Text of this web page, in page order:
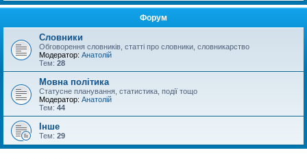
Форум
Словники
Обговорення словників, статті про словники, словникарство
Модератор: Анатолій
Тем: 28
Мовна політика
Статусне планування, статистика, події тощо
Модератор: Анатолій
Тем: 44
Інше
Тем: 29